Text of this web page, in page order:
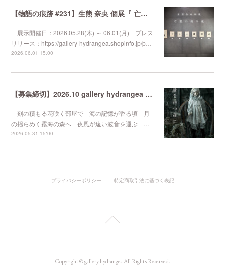
【物語の痕跡 #231】生熊 奈央 個展『 亡霊の通り道 』
展示開催日：2026.05.28(木) ～ 06.01(月) プレス
リリース：https://gallery-hydrangea.shopinfo.jp/p…
2026.06.01 15:00
【募集締切】2026.10 gallery hydrangea 企画展『 波音を待つ夜に 』
刻の積もる花咲く部屋で 海の記憶が香る頃 月
の揺らめく霧海の森へ 夜風が遠い波音を運ぶ …
2026.05.31 15:00
プライバシーポリシー 特定商取引法に基づく表記
Copyright © gallery hydrangea All Rights Reserved.